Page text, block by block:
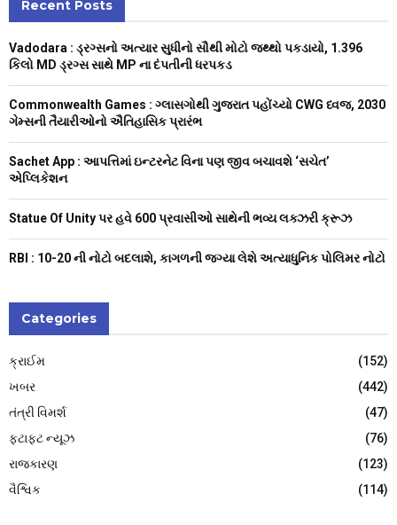
h
o
C
Recent Posts
Vadodara : ડ્રગ્સનો અત્યાર સુધીનો સૌથી મોટો જથ્થો પકડાયો, 1.396
કિલો MD ડ્રગ્સ સાથે MP ના દંપતીની ધરપકડ
Commonwealth Games : ગ્લાસગોથી ગુજરાત પહોંચ્યો CWG ધ્વજ, 2030
ગેમ્સની તૈયારીઓનો ઐતિહાસિક પ્રારંભ
Sachet App : આપત્તિમાં ઇન્ટરનેટ વિના પણ જીવ બચાવશે ‘સચેત’
એપ્લિકેશન
Statue Of Unity પર હવે 600 પ્રવાસીઓ સાથેની ભવ્ય લક્ઝરી ક્રૂઝ
RBI : ₹10-20 ની નોટો બદલાશે, કાગળની જગ્યા લેશે અત્યાધુનિક પોલિમર નોટો
Categories
ક્રાઈમ
(152)
ખબર
(442)
તંત્રી વિમર્શ
(47)
ફટાફટ ન્યૂઝ
(76)
રાજકારણ
(123)
વૈશ્વિક
(114)